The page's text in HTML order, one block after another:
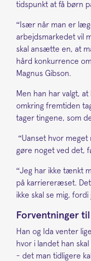
tidspunkt at få børn
“Især når man er
arbejdsmarkedet vil
skal ansætte en, at
hård konkurrence
Magnus Gibson.
Men han har valgt,
omkring fremtiden
tager tingene, som
“Uanset hvor meget
gøre noget ved det,
“Jeg har ikke tænkt
på karriereræset.
ikke skal se mig,
Forventninger
Han og Ida venter
hvor i landet han skal
- det man tidligere